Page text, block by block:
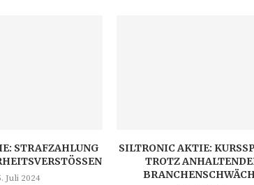
STRAFZAHLUNG
Juli 2024
SILTRONIC AKTIE:
TROTZ